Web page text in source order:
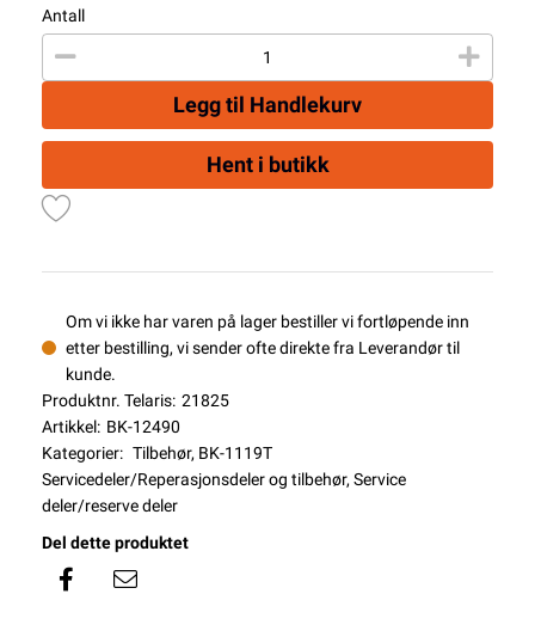
Antall
Legg til Handlekurv
Hent i butikk
Om vi ikke har varen på lager bestiller vi fortløpende inn
etter bestilling, vi sender ofte direkte fra Leverandør til
kunde.
Produktnr. Telaris: 21825
Artikkel: BK-12490
Kategorier: Tilbehør, BK-1119T
Servicedeler/Reperasjonsdeler og tilbehør, Service
deler/reserve deler
Del dette produktet